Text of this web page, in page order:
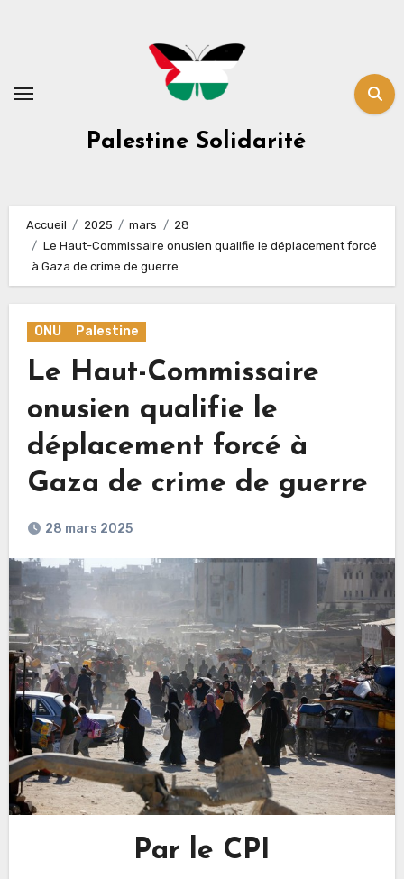
Palestine Solidarité
Accueil 2025 mars
28
Le Haut-Commissaire onusien qualifie le déplacement forcé
à Gaza de crime de guerre
ONU Palestine
Le Haut-Commissaire
onusien qualifie le
déplacement forcé à
Gaza de crime de guerre
28 mars 2025
Par le CPI